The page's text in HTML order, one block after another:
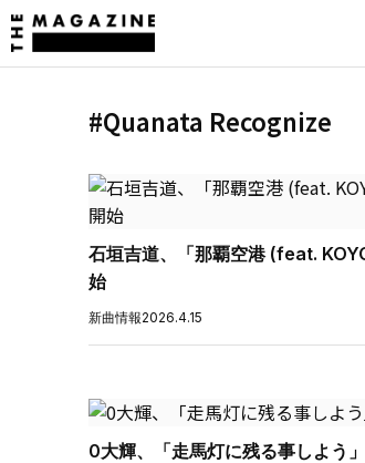
#Quanata Recognize
石垣吉道、「那覇空港 (feat.
始
新曲情報2026.4.15
0大輝、「走馬灯に残る事しよう